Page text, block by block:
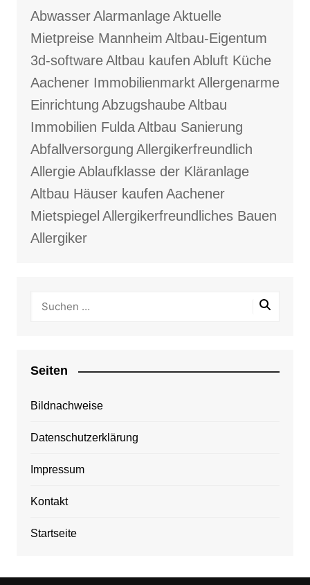
AbwasserAlarmanlageAktuelle
Mietpreise Mannheim Altbau-Eigentum
3d-softwareAltbau kaufen Abluft Küche
Aachener ImmobilienmarktAllergenarme
Einrichtung AbzugshaubeAltbau
Immobilien FuldaAltbau Sanierung
Abfallversorgung Allergikerfreundlich
AllergieAblaufklasse der Kläranlage
Altbau Häuser kaufen Aachener
Mietspiegel Allergikerfreundliches Bauen
Allergiker
Seiten
Bildnachweise
Datenschutzerklärung
Impressum
Kontakt
Startseite